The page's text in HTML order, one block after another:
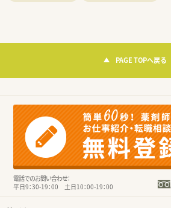
PAGE TOPへ戻る
電話でのお問い合わせ：
平日9：30-19：00 土日10：00-19：00